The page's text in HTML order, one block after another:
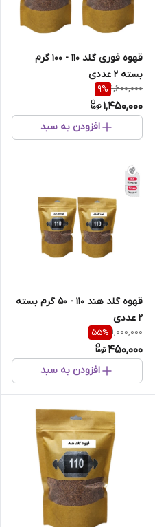
قهوه فوری گلد 110 - 100 گرم
بسته 2 عددی
1,600,000
9%
1,450,000
افزودن به سبد
قهوه گلد هند 110 - 50 گرم بسته
2 عددی
1,000,000
55%
450,000
افزودن به سبد